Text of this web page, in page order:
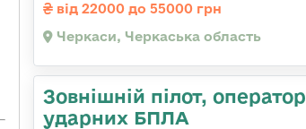
від 22000 до 55000 грн
Черкаси, Черкаська область
Зовнішній пілот, оператор
ударних БПЛА